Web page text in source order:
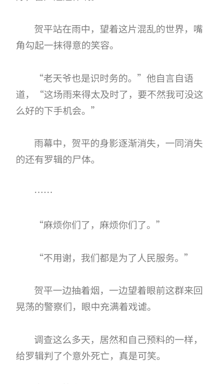
贺平站在雨中，望着这片混乱的世界，嘴
角勾起一抹得意的笑容。
“老天爷也是识时务的。”他自言自语
道，“这场雨来得太及时了，要不然我可没这
么好的下手机会。”
雨幕中，贺平的身影逐渐消失，一同消失
的还有罗辑的尸体。
……
“麻烦你们了，麻烦你们了。”
“不用谢，我们都是为了人民服务。”
贺平一边抽着烟，一边望着眼前这群来回
晃荡的警察们，眼中充满着戏谑。
调查这么多天，居然和自己预料的一样，
给罗辑判了个意外死亡，真是可笑。